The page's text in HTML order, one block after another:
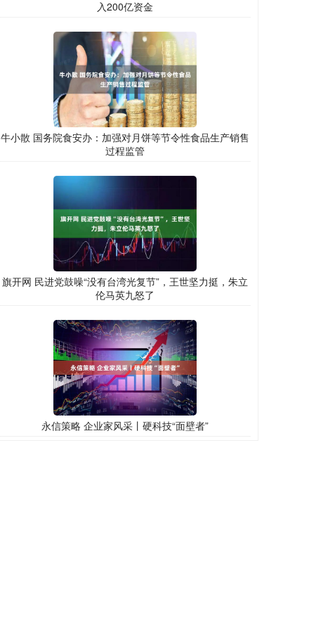
入200亿资金
牛小散 国务院食安办：加强对月饼等节令性食品生产销售
过程监管
旗开网 民进党鼓噪“没有台湾光复节”，王世坚力挺，朱立
伦马英九怒了
永信策略 企业家风采丨硬科技“面壁者”